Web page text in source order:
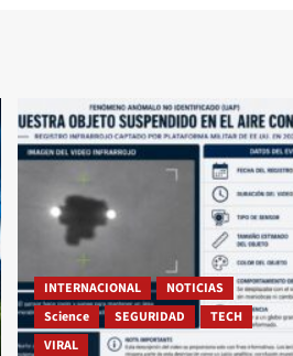
INTERNACIONAL
NOTICIAS
Science
SEGURIDAD
TECH
VIRAL